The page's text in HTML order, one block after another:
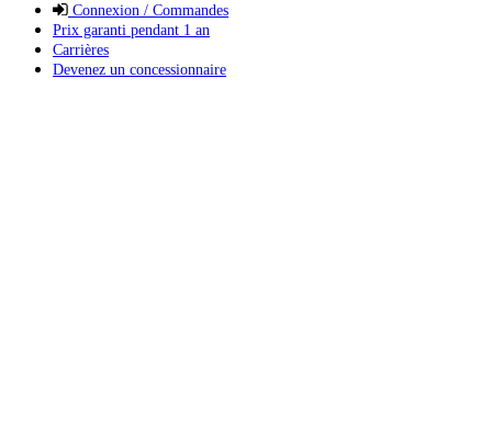
Connexion / Commandes
Prix garanti pendant 1 an
Carrières
Devenez un concessionnaire